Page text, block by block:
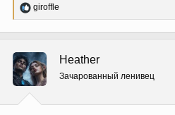
Р
ц
и
и
:
giroffle
Heather
Зачарованный ленивец